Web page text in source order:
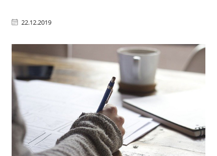
22.12.2019